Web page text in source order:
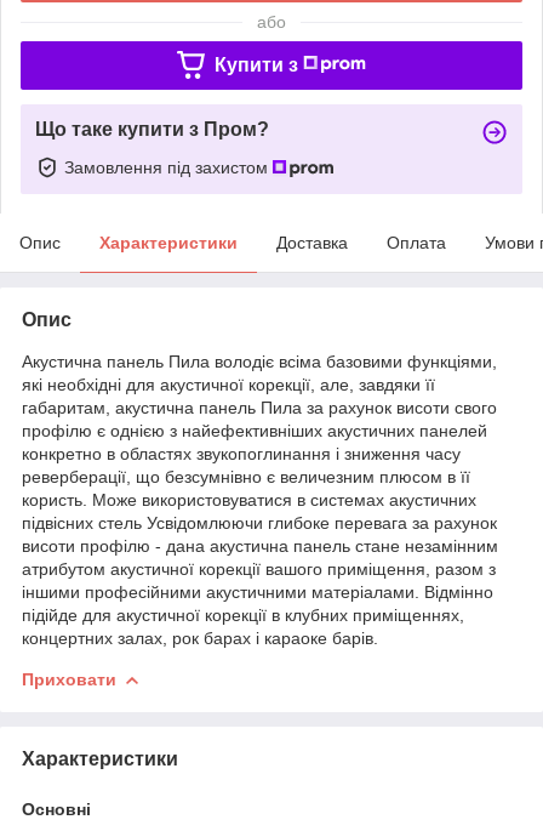
або
Купити з
Що таке купити з Пром?
Замовлення під захистом
Опис Характеристики Доставка Оплата Умови
Опис
Акустична панель Пила володіє всіма базовими функціями,
які необхідні для акустичної корекції, але, завдяки її
габаритам, акустична панель Пила за рахунок висоти свого
профілю є однією з найефективніших акустичних панелей
конкретно в областях звукопоглинання і зниження часу
реверберації, що безсумнівно є величезним плюсом в її
користь. Може використовуватися в системах акустичних
підвісних стель Усвідомлюючи глибоке перевага за рахунок
висоти профілю - дана акустична панель стане незамінним
атрибутом акустичної корекції вашого приміщення, разом з
іншими професійними акустичними матеріалами. Відмінно
підійде для акустичної корекції в клубних приміщеннях,
концертних залах, рок барах і караоке барів.
Приховати
Характеристики
Основні